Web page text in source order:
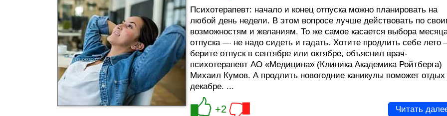
Психотерапевт: начало и конец отпуска можно планировать на
любой день недели. В этом вопросе лучше действовать по
возможностям и желаниям. То же самое касается выбора
отпуска — не надо сидеть и гадать. Хотите продлить себе лето
берите отпуск в сентябре или октябре, объяснил врач-
психотерапевт АО «Медицина» (Клиника Академика Ройтберга)
Михаил Кумов. А продлить новогодние каникулы поможет отдых
декабре. ...
+2 Читать